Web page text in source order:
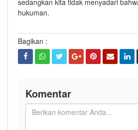
sedangkan kita tidak menyadari
hukuman.
Bagikan :
Komentar